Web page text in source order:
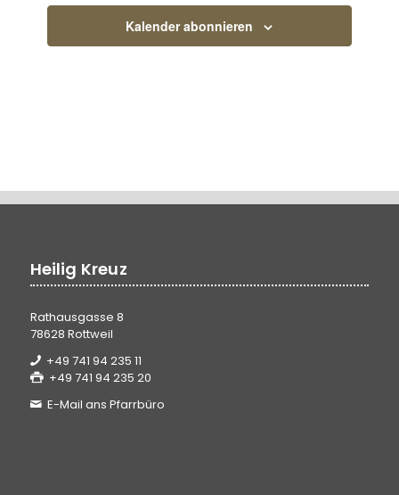
Kalender abonnieren
Heilig Kreuz
Rathausgasse 8
78628 Rottweil
+49 741 94 235 11
+49 741 94 235 20
E-Mail ans Pfarrbüro